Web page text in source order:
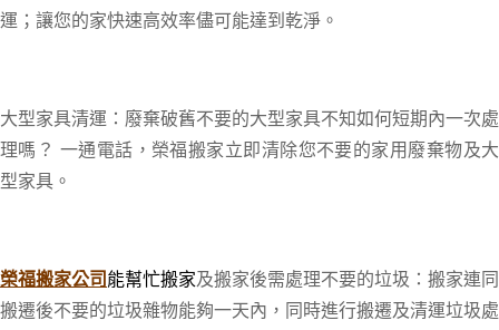
運；讓您的家快速高效率儘可能達到乾淨。
大型家具清運： 廢棄破舊不要的大型家具不知如何短期內一次處
理嗎？ 一通電話，榮福搬家立即清除您不要的家用廢棄物及大
型家具。
榮福搬家公司 能幫忙搬家及搬家後需處理不要的垃圾：搬家連同
搬遷後不要的垃圾雜物能夠一天內，同時進行搬遷及清運垃圾處